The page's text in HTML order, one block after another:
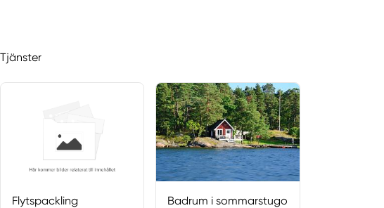
Tjänster
Flytspackling
Badrum i sommarstugo